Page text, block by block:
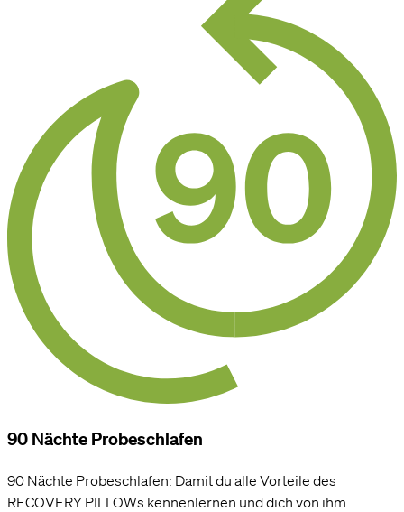
90 Nächte Probeschlafen
90 Nächte Probeschlafen: Damit du alle Vorteile des
RECOVERY PILLOWs kennenlernen und dich von ihm